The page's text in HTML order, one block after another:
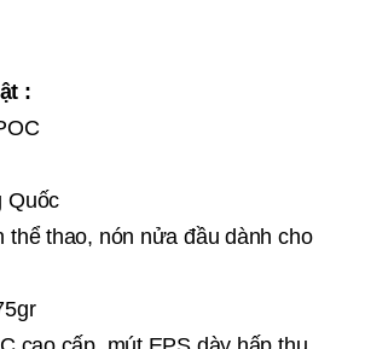
:
Quốc
thể thao, nón nửa đầu dành cho